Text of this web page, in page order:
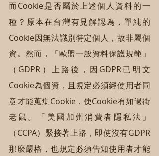
而Cookie是否屬於上述個人資料的一
種？原本在台灣有見解認為，單純的
Cookie因無法識別特定個人，故非屬個
資。然而，「歐盟一般資料保護規範」
（GDPR）上路後，因GDPR已明文
Cookie為個資，且規定必須經使用者同
意才能蒐集Cookie，使Cookie有如過街
老鼠。「美國加州消費者隱私法」
（CCPA）緊接著上路，即使沒有GDPR
那麼嚴格，也規定必須告知使用者才能